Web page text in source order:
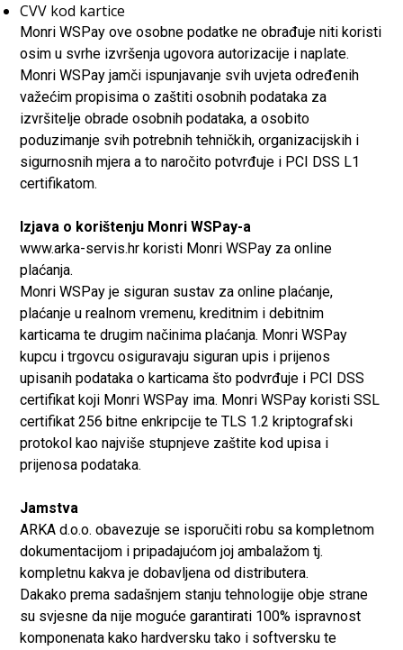
CVV kod kartice
Monri WSPay ove osobne podatke ne obrađuje niti koristi
osim u svrhe izvršenja ugovora autorizacije i naplate.
Monri WSPay jamči ispunjavanje svih uvjeta određenih
važećim propisima o zaštiti osobnih podataka za
izvršitelje obrade osobnih podataka, a osobito
poduzimanje svih potrebnih tehničkih, organizacijskih i
sigurnosnih mjera a to naročito potvrđuje i PCI DSS L1
certifikatom.
Izjava o korištenju Monri WSPay-a
www.arka-servis.hr koristi Monri WSPay za online
plaćanja.
Monri WSPay je siguran sustav za online plaćanje,
plaćanje u realnom vremenu, kreditnim i debitnim
karticama te drugim načinima plaćanja. Monri WSPay
kupcu i trgovcu osiguravaju siguran upis i prijenos
upisanih podataka o karticama što podvrđuje i PCI DSS
certifikat koji Monri WSPay ima. Monri WSPay koristi SSL
certifikat 256 bitne enkripcije te TLS 1.2 kriptografski
protokol kao najviše stupnjeve zaštite kod upisa i
prijenosa podataka.
Jamstva
ARKA d.o.o. obavezuje se isporučiti robu sa kompletnom
dokumentacijom i pripadajućom joj ambalažom tj.
kompletnu kakva je dobavljena od distributera.
Dakako prema sadašnjem stanju tehnologije obje strane
su svjesne da nije moguće garantirati 100% ispravnost
komponenata kako hardversku tako i softversku te